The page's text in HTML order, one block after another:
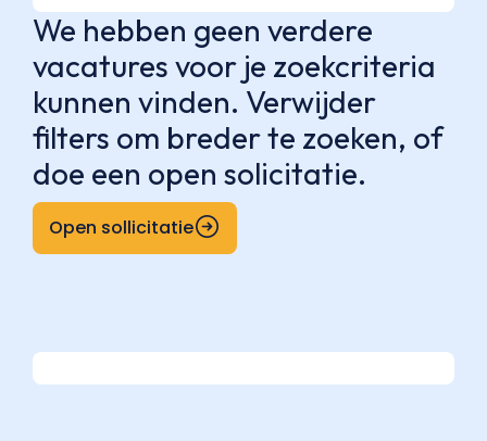
We hebben geen verdere
vacatures voor je zoekcriteria
kunnen vinden. Verwijder
filters om breder te zoeken, of
doe een open solicitatie.
Open sollicitatie